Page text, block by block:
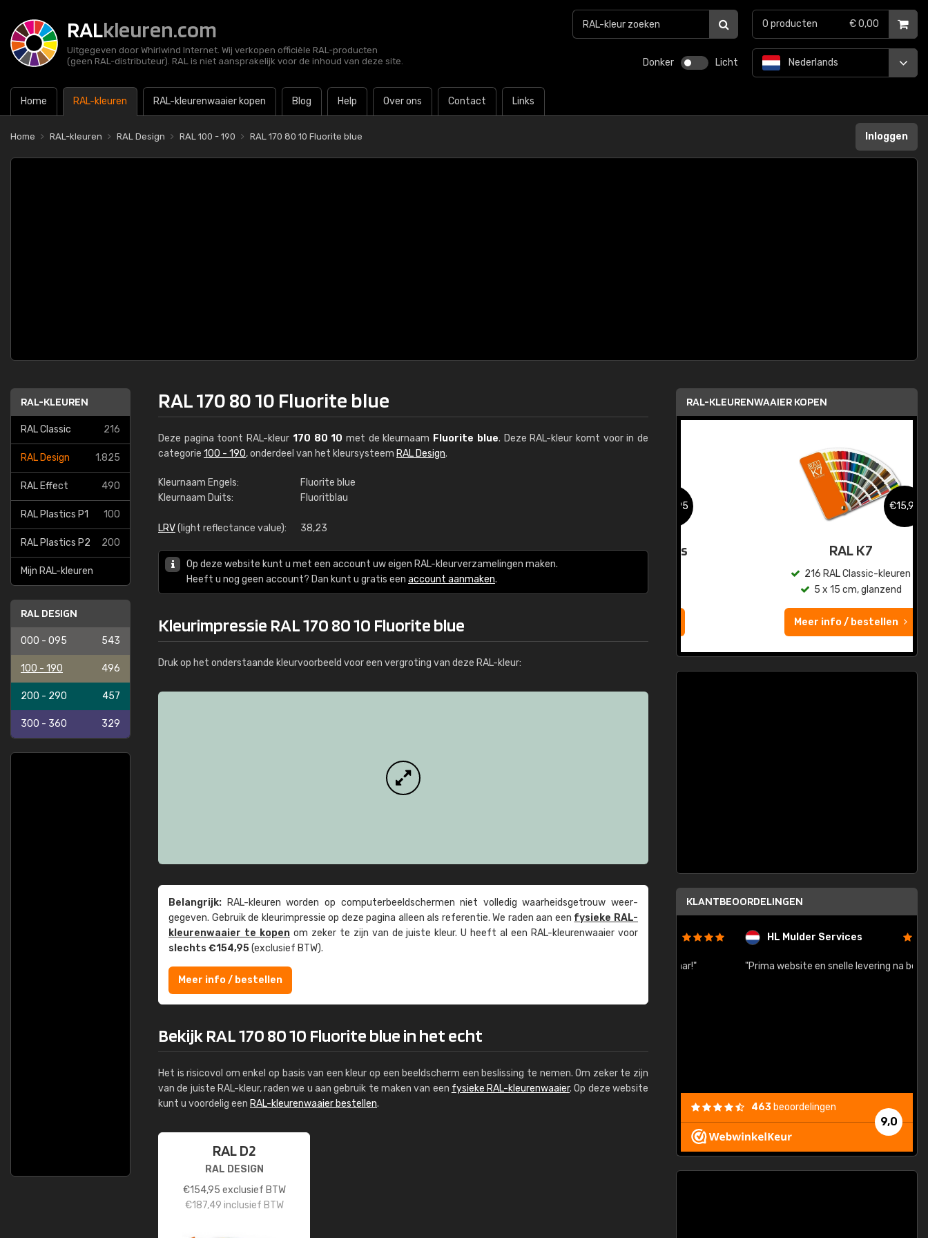
RALkleuren.com
Uitgegeven door Whirlwind Internet. Wij verkopen officiële RAL-producten
(geen RAL-distributeur). RAL is niet aansprakelijk voor de inhoud van deze site.
Donker Licht
Home RAL-kleuren RAL-kleurenwaaier kopen Blog Help Over ons Contact Links
Nederlands
0 producten € 0,00
Home RAL-kleuren RAL Design RAL 100 - 190 RAL 170 80 10 Fluorite blue Inloggen
RAL-KLEUREN
RAL Classic 216
RAL Design 1.825
RAL Effect 490
RAL Plastics P1 100
RAL Plastics P2 200
Mijn RAL-kleuren
RAL DESIGN
000 - 095 543
100 - 190 496
200 - 290 457
300 - 360 329
RAL 170 80 10 Fluorite blue
Deze pagina toont RAL-kleur 170 80 10 met de kleurnaam Fluorite blue. Deze RAL-kleur komt voor in de
categorie 100 - 190, onderdeel van het kleursysteem RAL Design.
Kleurnaam Engels:
Fluorite blue
Kleurnaam Duits:
Fluoritblau
LRV(light reflectance value): 38,23
Op deze website kunt u met een account uw eigen RAL-kleurverzamelingen maken.
Heeft u nog geen account? Dan kunt u gratis een account aanmaken.
Kleurimpressie RAL 170 80 10 Fluorite blue
Druk op het onderstaande kleurvoorbeeld voor een vergroting van deze RAL-kleur:
Belangrijk: RAL-kleuren worden op computer­beeld­schermen niet volledig waarheids­­getrouw weer­
gegeven. Gebruik de kleur­impressie op deze pagina alleen als referentie. We raden aan een fysieke RAL-
kleuren­waaier te kopenom zeker te zijn van de juiste kleur. U heeft al een RAL-kleuren­waaier voor
slechts €154,95(exclusief BTW).
Meer info / bestellen
Bekijk RAL 170 80 10 Fluorite blue in het echt
Het is risicovol om enkel op basis van een kleur op een beeldscherm een beslissing te nemen. Om zeker te zijn
van de juiste RAL-kleur, raden we u aan gebruik te maken van een fysieke RAL-kleurenwaaier. Op deze website
kunt u voordelig een RAL-kleurenwaaier bestellen.
RAL D2
RAL DESIGN
€154,95 exclusief BTW
€187,49 inclusief BTW
RAL-KLEURENWAAIER KOPEN
RAL K7 op waterbasis
€15,95
216 RAL Classic-kleuren
5 x 15 cm, glanzend
Meer info / bestellen
KLANTBEOORDELINGEN
Kambier BV HL Mulder Services
"Prima website en snelle levering na bestelling"
9,0
463 beoordelingen